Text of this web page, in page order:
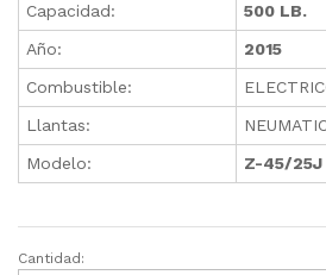
Capacidad:
500 LB.
Año:
2015
Combustible:
Llantas:
Modelo:
Z-45/25J
Plataforma
Cantidad: